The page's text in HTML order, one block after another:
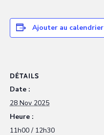
Ajouter au calendrier
DÉTAILS
Date :
28 Nov 2025
Heure :
11h00 / 12h30